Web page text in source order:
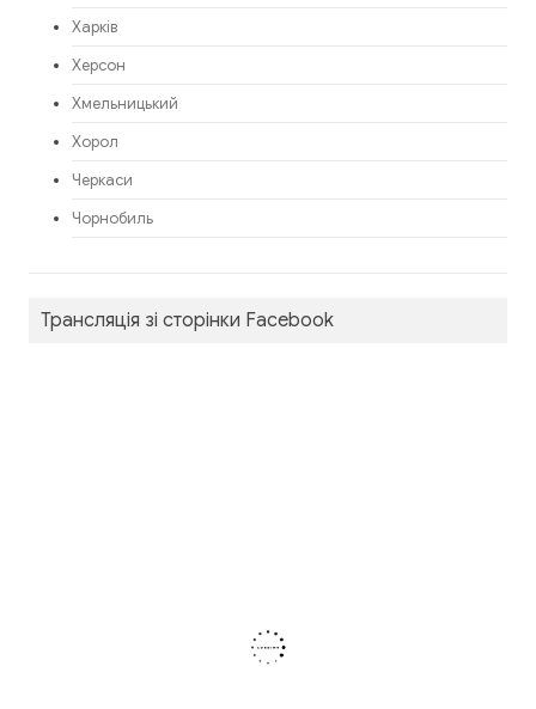
Харків
Херсон
Хмельницький
Хорол
Черкаси
Чорнобиль
Трансляція зі сторінки Facebook